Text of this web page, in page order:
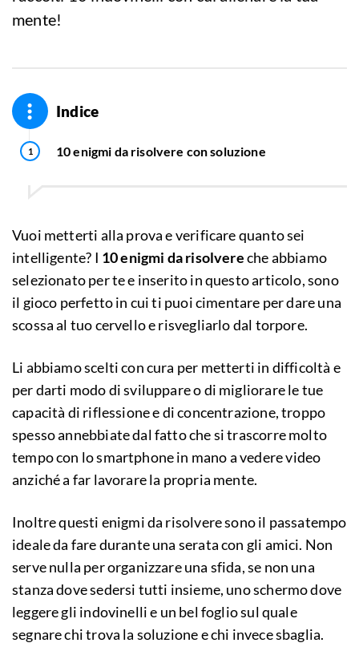
mente!
Indice
10 enigmi da risolvere con soluzione
Vuoi metterti alla prova e verificare quanto sei
intelligente? I 10 enigmi da risolvereche abbiamo
selezionato per te e inserito in questo articolo, sono
il gioco perfetto in cui ti puoi cimentare per dare una
scossa al tuo cervello e risvegliarlo dal torpore.
Li abbiamo scelti con cura per metterti in difficoltà e
per darti modo di sviluppare o di migliorare le tue
capacità di riflessione e di concentrazione, troppo
spesso annebbiate dal fatto che si trascorre molto
tempo con lo smartphone in mano a vedere video
anziché a far lavorare la propria mente.
Inoltre questi enigmi da risolvere sono il passatempo
ideale da fare durante una serata con gli amici. Non
serve nulla per organizzare una sfida, se non una
stanza dove sedersi tutti insieme, uno schermo dove
leggere gli indovinelli e un bel foglio sul quale
segnare chi trova la soluzione e chi invece sbaglia.